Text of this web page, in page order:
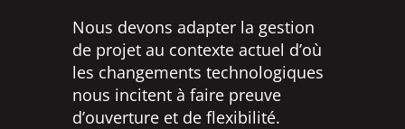
Nous devons adapter la gestion
de projet au contexte actuel d’où
les changements technologiques
nous incitent à faire preuve
d’ouverture et de flexibilité.